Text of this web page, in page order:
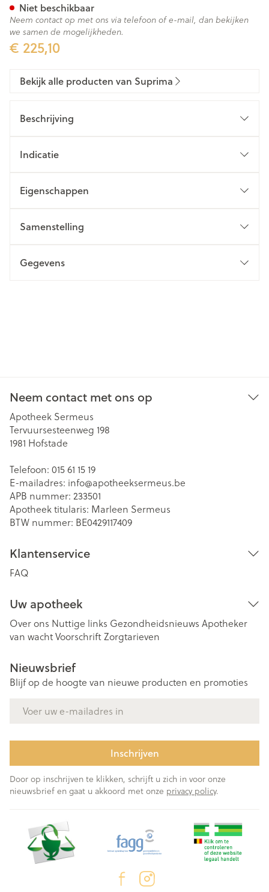
€ 225,10
Niet beschikbaar
Neem contact op met ons via telefoon of e-mail, dan bekijken
we samen de mogelijkheden.
Bekijk alle producten van Suprima
Beschrijving
Indicatie
Eigenschappen
Samenstelling
Gegevens
Neem contact met ons op
Apotheek Sermeus
Tervuursesteenweg 198
1981 Hofstade
Telefoon: 015 61 15 19
E-mailadres: info@apotheeksermeus.be
APB nummer: 233501
Apotheek titularis: Marleen Sermeus
BTW nummer: BE0429117409
Klantenservice
FAQ
Uw apotheek
Over ons Nuttige links Gezondheidsnieuws Apotheker
van wachtVoorschriftZorgtarieven
Nieuwsbrief
Blijf op de hoogte van nieuwe producten en promoties
Inschrijven
Door op inschrijven te klikken, schrijft u zich in voor onze
nieuwsbrief en gaat u akkoord met onze privacy policy.